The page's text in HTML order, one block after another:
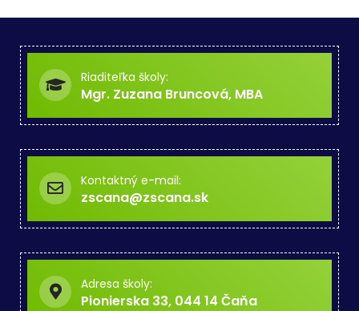
Riaditeľka školy:
Mgr. Zuzana Bruncová, MBA
Kontaktný e-mail:
zscana@zscana.sk
Adresa školy:
Pionierska 33, 044 14 Čaňa